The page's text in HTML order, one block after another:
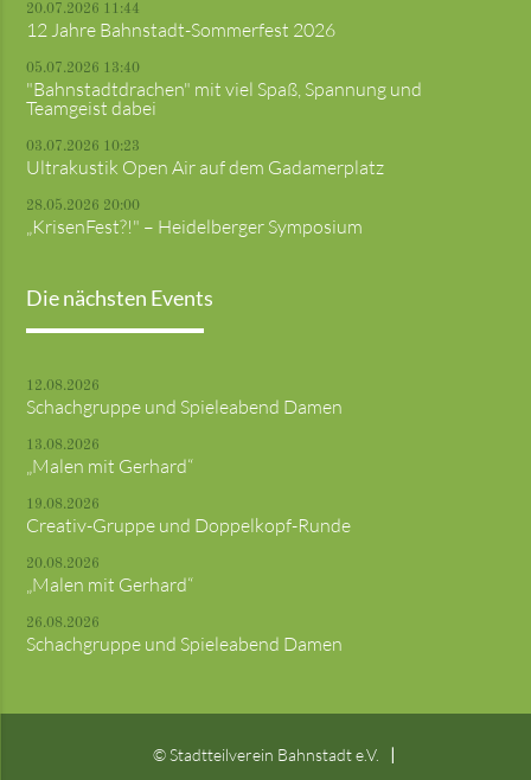
20.07.2026 11:44
12 Jahre Bahnstadt-Sommerfest 2026
05.07.2026 13:40
"Bahnstadtdrachen" mit viel Spaß, Spannung und
Teamgeist dabei
03.07.2026 10:23
Ultrakustik Open Air auf dem Gadamerplatz
28.05.2026 20:00
„KrisenFest?!" – Heidelberger Symposium
Die nächsten Events
12.08.2026
Schachgruppe und Spieleabend Damen
13.08.2026
„Malen mit Gerhard“
19.08.2026
Creativ-Gruppe und Doppelkopf-Runde
20.08.2026
„Malen mit Gerhard“
26.08.2026
Schachgruppe und Spieleabend Damen
© Stadtteilverein Bahnstadt e.V.